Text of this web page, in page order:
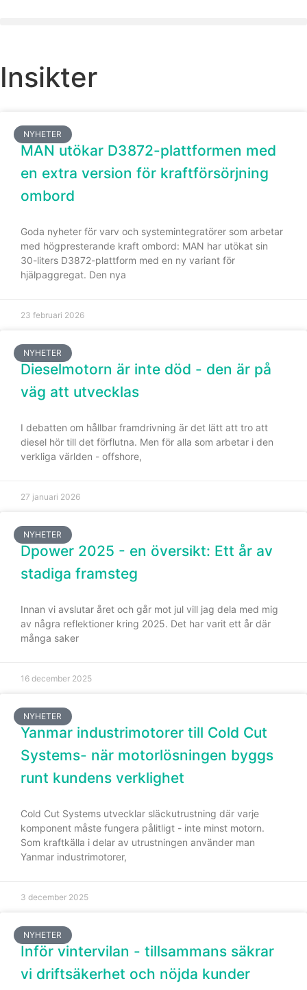
Insikter
NYHETER
MAN utökar D3872-plattformen med
en extra version för kraftförsörjning
ombord
Goda nyheter för varv och systemintegratörer som arbetar
med högpresterande kraft ombord: MAN har utökat sin
30-liters D3872-plattform med en ny variant för
hjälpaggregat. Den nya
23 februari 2026
NYHETER
Dieselmotorn är inte död - den är på
väg att utvecklas
I debatten om hållbar framdrivning är det lätt att tro att
diesel hör till det förflutna. Men för alla som arbetar i den
verkliga världen - offshore,
27 januari 2026
NYHETER
Dpower 2025 - en översikt: Ett år av
stadiga framsteg
Innan vi avslutar året och går mot jul vill jag dela med mig
av några reflektioner kring 2025. Det har varit ett år där
många saker
16 december 2025
NYHETER
Yanmar industrimotorer till Cold Cut
Systems- när motorlösningen byggs
runt kundens verklighet
Cold Cut Systems utvecklar släckutrustning där varje
komponent måste fungera pålitligt - inte minst motorn.
Som kraftkälla i delar av utrustningen använder man
Yanmar industrimotorer,
3 december 2025
NYHETER
Inför vintervilan - tillsammans säkrar
vi driftsäkerhet och nöjda kunder
Dessa kakor
går inte att
välja bort. De
behövs för
att hemsidan
taget ska
fungera.
Statistik
kunna
förbättra
hemsidans
funktionalitet
och
uppbyggnad,
används.
hemsida ska
bra som
möjligt under
ditt besök.
Om du nekar
de här